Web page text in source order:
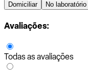
Domiciliar No laboratório
Avaliações:
Todas as avaliações